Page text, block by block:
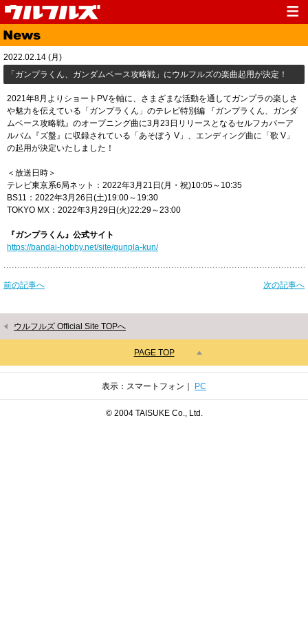
Top
Media Live
Fanclub Goods
Contact
2022.02.14 (月)
​「ガンプラくん、ガンダムベース攻略戦」にウルフルズの楽曲起用が決定！
2021年8月よりショートPVを軸に、さまざまな活動を通してガンプラの楽しさ
や魅力を伝えている「ガンプラくん」のテレビ特別編 『ガンプラくん、ガンダ
ムベース攻略戦』のオープニング曲に3月23日リリースとなるセルフカバーア
ルバム『ズ盤』に収録されている「あそぼう V」、エンディング曲に「歌 V」
の起用が決定いたしました！
＜放送日時＞
テレビ東京系6局ネット：2022年3月21日(月・祝)10:05～10:35
BS11：2022年3月26日(土)19:00～19:30
TOKYO MX：2022年3月29日(火)22:29～23:00
『ガンプラくん』公式サイト
https://bandai-hobby.net/site/gunpla-kun/
前の記事へ 次の記事へ
ウルフルズ Official Site TOPへ
PAGE TOP
表示：スマートフォン｜ PC
© 2004 TAISUKE Co., Ltd.